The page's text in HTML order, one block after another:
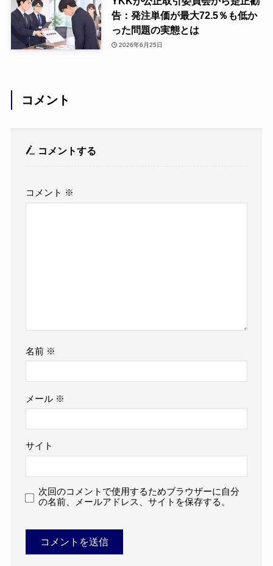
告：発注単価が最大72.5％も低か
った問題の実態とは
2026年6月25日
コメント
コメントする
コメント ※
名前 ※
メール ※
サイト
次回のコメントで使用するためブラウザーに自分
の名前、メールアドレス、サイトを保存する。